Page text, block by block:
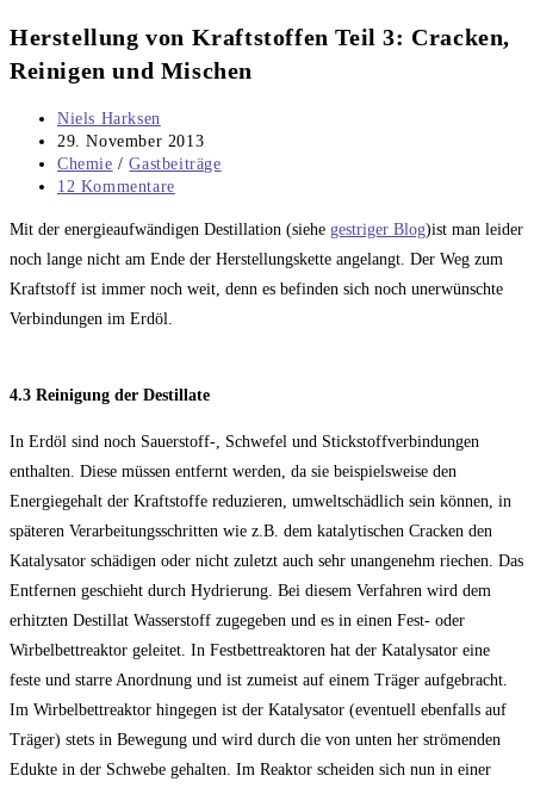
Herstellung von Kraftstoffen Teil 3: Cracken,
Reinigen und Mischen
Beitrags-
Autor:
Niels Harksen
Beitrag
veröffentlicht:
29. November 2013
Beitrags-
Kategorie:
Chemie / Gastbeiträge
Beitrags-
12 Kommentare
Mit der energieaufwändigen Destillation (siehe gestriger Blog)ist man leider
noch lange nicht am Ende der Herstellungskette angelangt. Der Weg zum
Kraftstoff ist immer noch weit, denn es befinden sich noch unerwünschte
Verbindungen im Erdöl.
4.3 Reinigung der Destillate
In Erdöl sind noch Sauerstoff-, Schwefel und Stickstoffverbindungen
enthalten. Diese müssen entfernt werden, da sie beispielsweise den
Energiegehalt der Kraftstoffe reduzieren, umweltschädlich sein können, in
späteren Verarbeitungsschritten wie z.B. dem katalytischen Cracken den
Katalysator schädigen oder nicht zuletzt auch sehr unangenehm riechen. Das
Entfernen geschieht durch Hydrierung. Bei diesem Verfahren wird dem
erhitzten Destillat Wasserstoff zugegeben und es in einen Fest- oder
Wirbelbettreaktor geleitet. In Festbettreaktoren hat der Katalysator eine
feste und starre Anordnung und ist zumeist auf einem Träger aufgebracht.
Im Wirbelbettreaktor hingegen ist der Katalysator (eventuell ebenfalls auf
Träger) stets in Bewegung und wird durch die von unten her strömenden
Edukte in der Schwebe gehalten. Im Reaktor scheiden sich nun in einer